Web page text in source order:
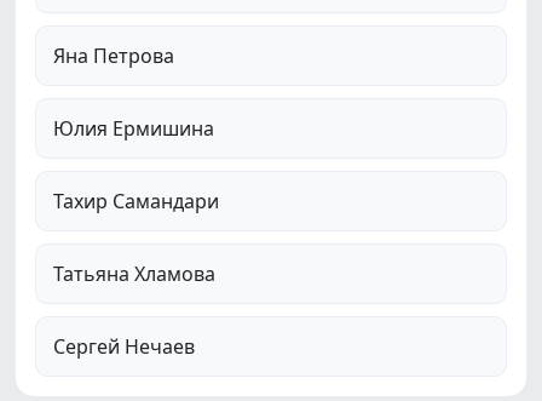
Яна Петрова
Юлия Ермишина
Тахир Самандари
Татьяна Хламова
Сергей Нечаев